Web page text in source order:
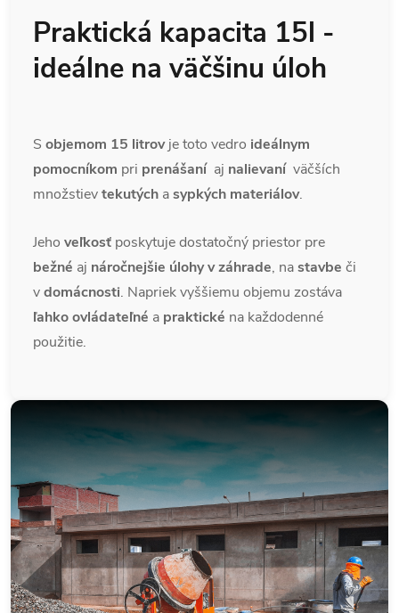
Praktická kapacita 15l -
ideálne na väčšinu úloh
S objemom 15 litrovje toto vedro ideálnym
pomocníkom pri prenášaní aj nalievaní väčších
množstievtekutých asypkých materiálov.
Jeho veľkosť poskytuje dostatočný priestor pre
bežné aj náročnejšie úlohy v záhrade, nastavbe či
vdomácnosti. Napriek vyššiemu objemu zostáva
ľahko ovládateľné a praktické na každodenné
použitie.